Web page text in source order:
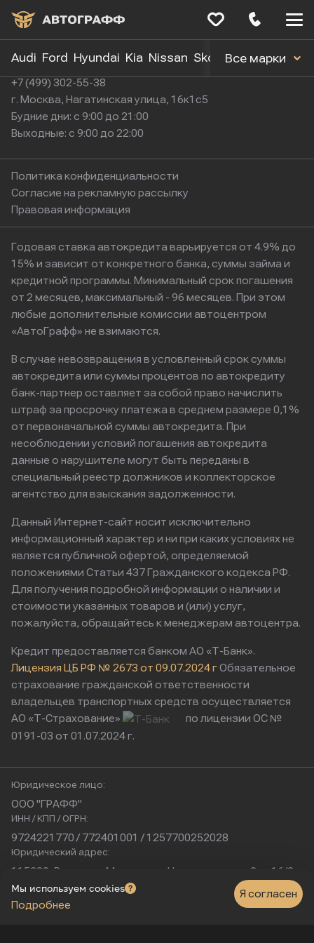
Audi Ford Hyundai Kia Nissan Skoda Toyota
Все марки
+7 (499) 302-55-38
г. Москва, Нагатинская улица, 16к1с5
Будние дни: с 9:00 до 21:00
Выходные: с 9:00 до 22:00
Политика конфиденциальности
Согласие на рекламную рассылку
Правовая информация
Годовая ставка автокредита варьируется от 4.9% до
15% и зависит от конкретного банка, суммы займа и
кредитной программы. Минимальный срок погашения
от 2 месяцев, максимальный - 96 месяцев. При этом
любые дополнительные комиссии автоцентром
«АвтоГрафф» не взимаются.
В случае невозвращения в условленный срок суммы
автокредита или суммы процентов по автокредиту
банк-партнер оставляет за собой право начислить
штраф за просрочку платежа в среднем размере 0,1%
от первоначальной суммы автокредита. При
несоблюдении условий погашения автокредита
данные о нарушителе могут быть переданы в
специальный реестр должников и коллекторское
агентство для взыскания задолженности.
Данный Интернет-сайт носит исключительно
информационный характер и ни при каких условиях не
является публичной офертой, определяемой
положениями Статьи 437 Гражданского кодекса РФ.
Для получения подробной информации о наличии и
стоимости указанных товаров и (или) услуг,
пожалуйста, обращайтесь к менеджерам автоцентра.
Кредит предоставляется банком АО «Т-Банк».
Лицензия ЦБ РФ № 2673 от 09.07.2024 гОбязательное
страхование гражданской ответственности
владельцев транспортных средств осуществляется
АО «Т-Страхование»
по лицензии ОС №
0191-03 от 01.07.2024 г.
Юридическое лицо:
ООО "ГРАФФ"
ИНН / КПП / ОГРН:
9724221770 / 772401001 / 1257700252028
Юридический адрес:
115230, Россия, г. Москва, ул. Нагатинская, д. 2, п. 16/2
Физический адрес:
г. Москва, Нагатинская улица, 16к1с5
Мы используем cookies
Подробнее
Я согласен